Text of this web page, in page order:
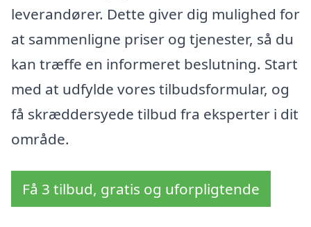
leverandører. Dette giver dig mulighed for
at sammenligne priser og tjenester, så du
kan træffe en informeret beslutning. Start
med at udfylde vores tilbudsformular, og
få skræddersyede tilbud fra eksperter i dit
område.
Få 3 tilbud, gratis og uforpligtende